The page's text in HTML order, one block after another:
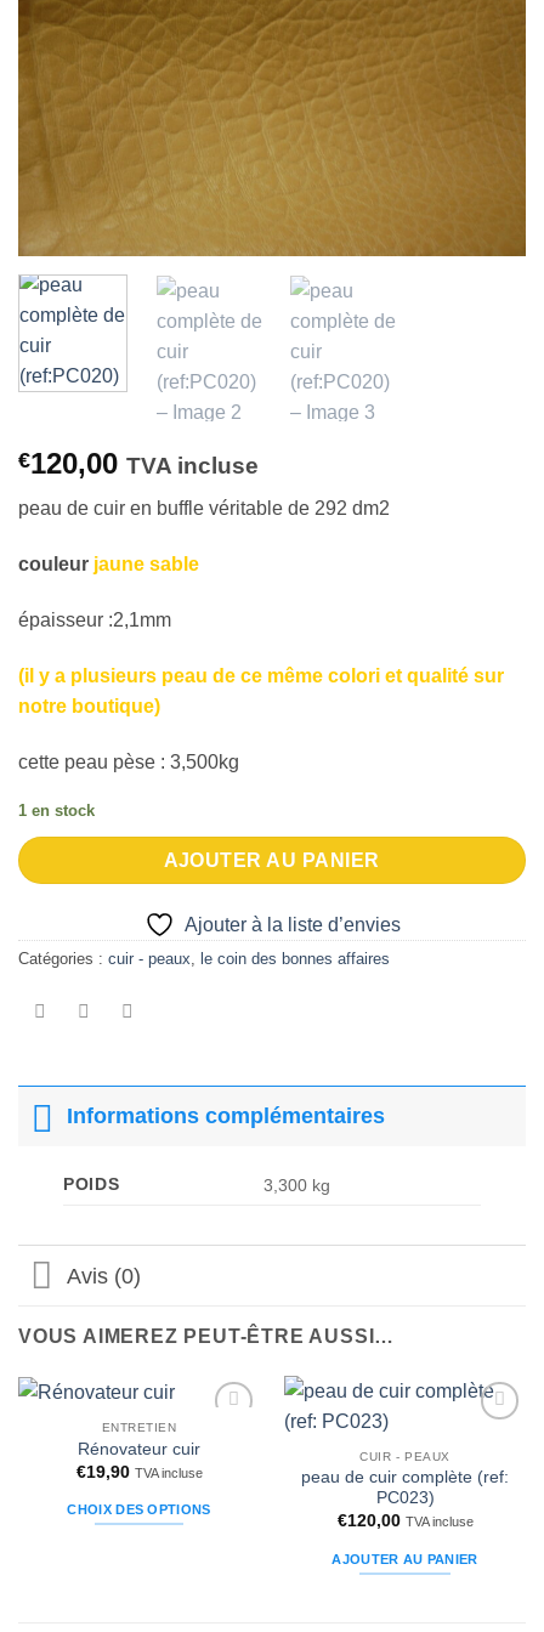
à la liste
€120,00 TVA incluse
peau de cuir en buffle véritable de 292 dm2
couleur jaune sable
épaisseur :2,1mm
(il y a plusieurs peau de ce même colori et qualité sur
notre boutique)
cette peau pèse : 3,500kg
1 en stock
AJOUTER AU PANIER
Ajouter à la liste d’envies
Catégories : cuir - peaux le coin des bonnes affaires
Informations complémentaires
POIDS 3,300 kg
Avis (0)
VOUS AIMEREZ PEUT-ÊTRE AUSSI…
à la liste
d’envies
ENTRETIEN
Rénovateur cuir
€19,90 TVA incluse
CHOIX DES OPTIONS
d’envies
CUIR - PEAUX
peau de cuir complète (ref:
PC023)
€120,00 TVA incluse
AJOUTER AU PANIER